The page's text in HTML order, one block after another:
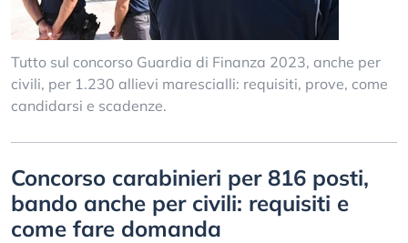
Tutto sul concorso Guardia di Finanza 2023, anche per
civili, per 1.230 allievi marescialli: requisiti, prove, come
candidarsi e scadenze.
Concorso carabinieri per 816 posti,
bando anche per civili: requisiti e
come fare domanda